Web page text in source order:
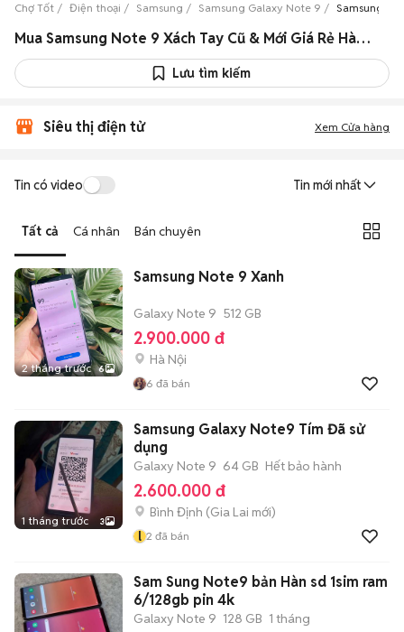
Chợ Tốt Điện thoại Samsung Samsung Galaxy Note 9 Samsung
Mua Samsung Note 9 Xách Tay Cũ & Mới Giá Rẻ Hàng Chính Hãng
Lưu tìm kiếm
Siêu thị điện tử Xem Cửa hàng
Tin có video Tin mới nhất
Tất cả Cá nhân Bán chuyên
2 tháng trước 6
Samsung Note 9 Xanh
Galaxy Note 9 512 GB
2.900.000 đ
Hà Nội
6 đã bán
1 tháng trước 3
Samsung Galaxy Note9 Tím Đã sử
dụng
Galaxy Note 9 64 GB Hết bảo hành
2.600.000 đ
Bình Định (Gia Lai mới)
l 2 đã bán
Sam Sung Note9 bản Hàn sd 1sim ram
6/128gb pin 4k
Galaxy Note 9 128 GB 1 tháng